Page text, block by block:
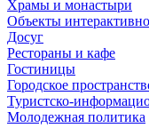
Храмы и монастыри
Объекты
Досуг
Рестораны и кафе
Гостиницы
Городское
Туристско-
Молодежная политика